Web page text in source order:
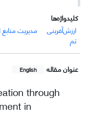
کلیدواژه‌ها
ارزش‌آفرینی
مدیریت منابع
تم
عنوان مقاله English
through
in